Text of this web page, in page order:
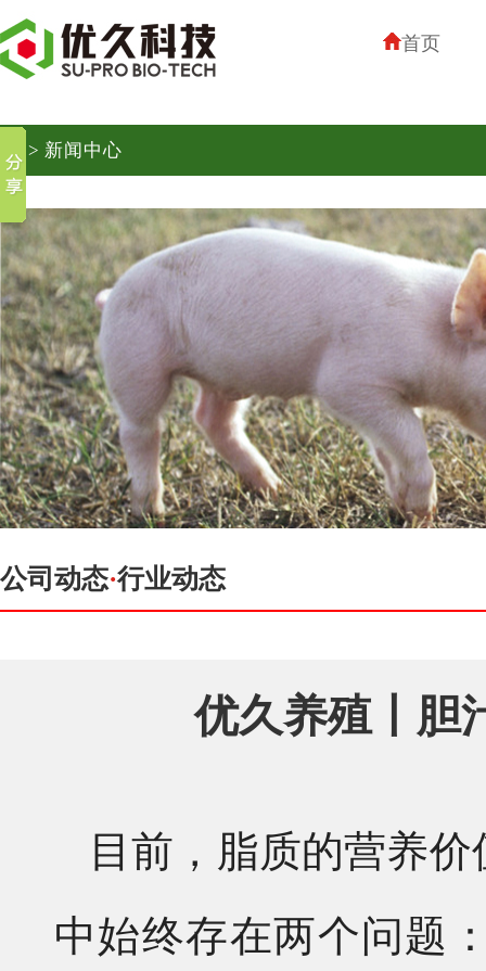
首页
> 新闻中心
公司动态·行业动态
优久养殖丨胆
目前，脂质的营养
中始终存在两个问题